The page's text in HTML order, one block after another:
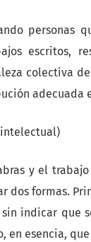
personas
escritos,
colectiva
adecuada
intelectual)
y el
dos formas.
indicar que
en esencia,